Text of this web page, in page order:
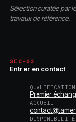
Sélection curatée par
travaux de référence.
SEC-03
Entrer en contact
QUALIFICATION
Premier
ACCUEIL
DISPONIBILITÉ